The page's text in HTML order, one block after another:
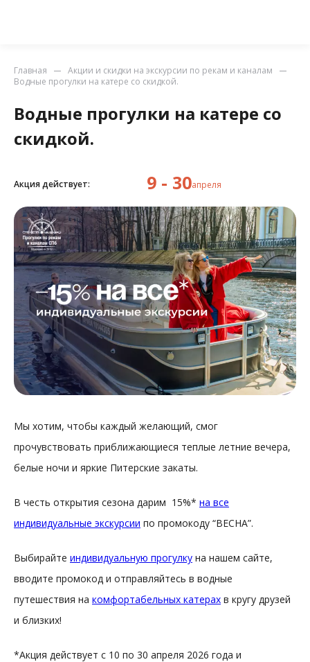
Главная
Акции и скидки на экскурсии по рекам и каналам
Водные прогулки на катере со скидкой.
Водные прогулки на катере со
скидкой.
Мы хотим, чтобы каждый желающий, смог
прочувствовать приближающиеся теплые летние вечера,
белые ночи и яркие Питерские закаты.
В честь открытия сезона дарим 15%* на все
индивидуальные экскурсии по промокоду “ВЕСНА”.
Выбирайте индивидуальную прогулку на нашем сайте,
вводите промокод и отправляйтесь в водные
путешествия на комфортабельных катерах в кругу друзей
и близких!
*Акция действует с 10 по 30 апреля 2026 года и
Акция действует: 9 - 30апреля